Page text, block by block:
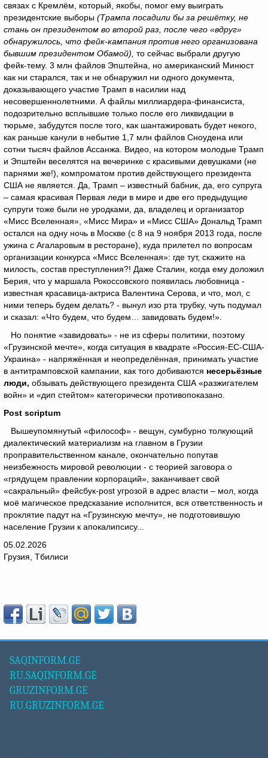
связах с Кремлём, который, якобы, помог ему выиграть
президентские выборы (Трампа посадили бы за решётку, не
стань он президентом во второй раз, после чего «вдруг»
обнаружилось, что фейк-кампания против него организована
бывшим президентом Обамой), то сейчас выбрали другую
фейк-тему. 3 млн файлов Эпштейна, но американский Минюст
как ни старался, так и не обнаружил ни одного документа,
доказывающего участие Трамп в насилии над
несовершеннолетними. А файлы миллиардера-финансиста,
подозрительно всплывшие только после его ликвидации в
тюрьме, забудутся после того, как шантажировать будет некого,
как раньше канули в небытие 1,7 млн файлов Сноудена или
сотни тысяч файлов Ассанжа. Видео, на котором молодые Трамп
и Эпштейн веселятся на вечеринке с красивыми девушками (не
парнями же!), компроматом против действующего президента
США не является. Да, Трамп – известный бабник, да, его супруга
– самая красивая Первая леди в мире и две его предыдущие
супруги тоже были не уродками, да, владелец и организатор
«Мисс Вселенная», «Мисс Мира» и «Мисс США» Дональд Трамп
остался на одну ночь в Москве (с 8 на 9 ноября 2013 года, после
ужина с Агаларовым в ресторане), куда прилетел по вопросам
организации конкурса «Мисс Вселенная»: где тут, скажите на
милость, состав преступления?! Даже Сталин, когда ему доложил
Берия, что у маршала Рокоссовского появилась любовница -
известная красавица-актриса Валентина Серова, и что, мол, с
ними теперь будем делать? - вынул изо рта трубку, чуть подумал
и сказал: «Что будем, что будем… завидовать будем!».
Но понятие «завидовать» - не из сферы политики, поэтому
«Грузинской мечте», когда ситуация в квадрате «Россия-ЕС-США-
Украина» - напряжённая и неопределённая, принимать участие
в антитрамповской кампании, как того добиваются несерьёзные
люди, обзывать действующего президента США «разжигателем
войн» и «дип стейтом» категорически противопоказано.
Post scriptum
Вышеупомянутый «философ» - вещун, сумбурно толкующий
диалектический материализм на главном в Грузии
проправительственном канале, окончательно попутав
неизбежность мировой революции - с теорией заговора о
«грядущем правлении корпораций», заканчивает свой
«сакральный» фейсбук-post угрозой в адрес власти – мол, когда
моё магическое предсказание исполнится, вся ответственность и
проклятие падут на «Грузинскую мечту», не подготовившую
население Грузии к апокалипсису...
05.02.2026
Грузия, Тбилиси
SAQINFORM.GE
RU.SAQINFORM.GE
GRUZINFORM.GE
RU.GRUZINFORM.GE